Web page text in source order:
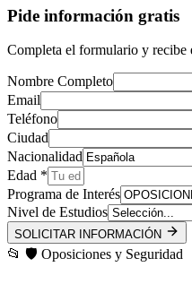
Pide información gratis
Completa el formulario y recibe
Nombre Completo
Email
Teléfono
Ciudad
Nacionalidad
Edad *
Programa de Interés
Nivel de Estudios
SOLICITAR INFORMACIÓN
📂 🛡️ Oposiciones y Seguridad